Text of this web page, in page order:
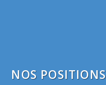
NOS POSITIONS